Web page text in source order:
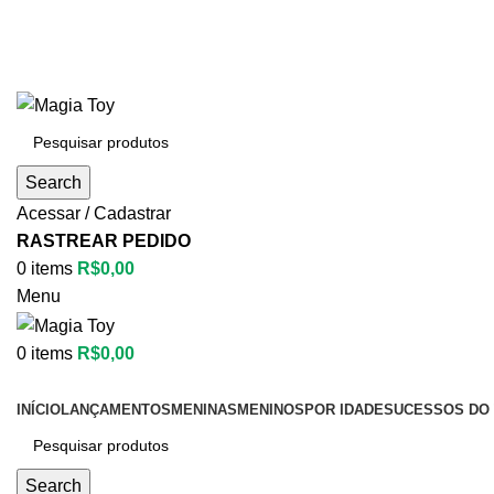
Search
Acessar / Cadastrar
RASTREAR PEDIDO
0 items R$0,00
Menu
0 items R$0,00
INÍCIOLANÇAMENTOSMENINASMENINOSPOR IDADESUCESSOS DO
Search